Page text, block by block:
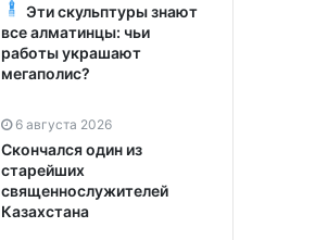
Эти скульптуры знают
все алматинцы: чьи
работы украшают
мегаполис?
6 августа 2026
Скончался один из
старейших
священнослужителей
Казахстана